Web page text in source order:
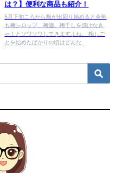
は？】便利な商品も紹介！
5月下旬ころから梅が出回り始めると今年
も梅シロップ、梅酒、梅干しを漬けなき
ゃ！とソワソワしてきますよね。 梅しご
とを始めたばかりの頃はどんな...